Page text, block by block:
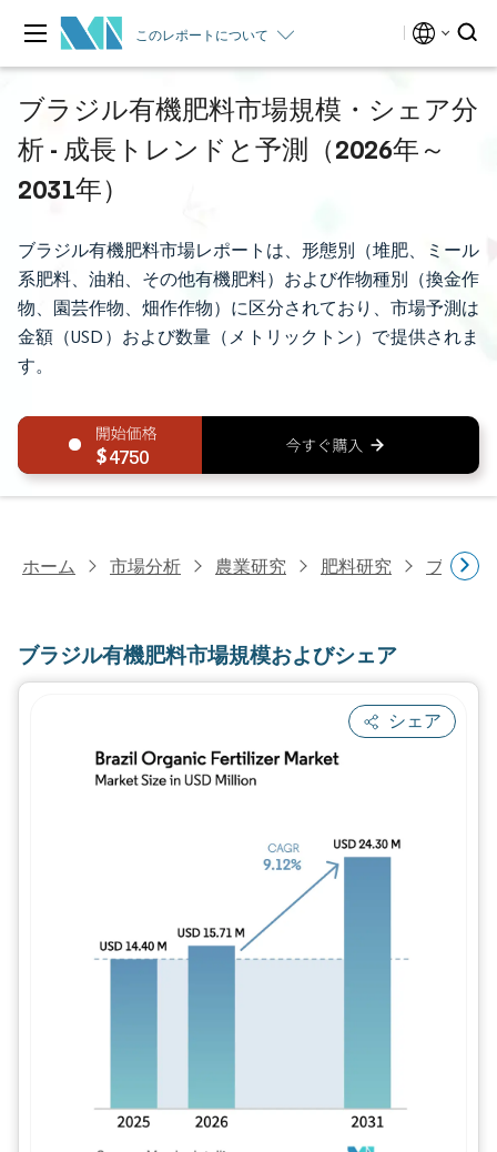
このレポートについて
ブラジル有機肥料市場規模・シェア分
析 - 成長トレンドと予測（2026年～
2031年）
ブラジル有機肥料市場レポートは、形態別（堆肥、ミール
系肥料、油粕、その他有機肥料）および作物種別（換金作
物、園芸作物、畑作作物）に区分されており、市場予測は
金額（USD）および数量（メトリックトン）で提供されま
す。
4750
ホーム 市場分析 農業研究 肥料研究 ブラジ
ブラジル有機肥料市場規模およびシェア
シェア